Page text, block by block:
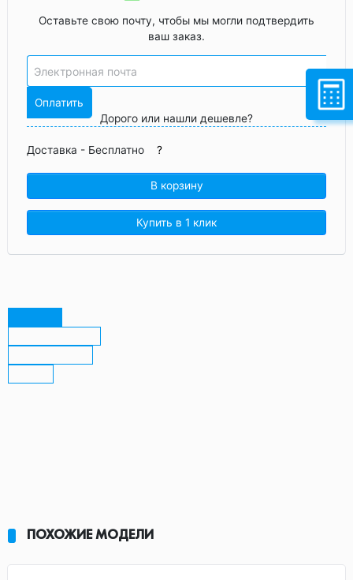
Оставьте свою почту, чтобы мы могли подтвердить
ваш заказ.
Оплатить
Дорого или нашли дешевле?
Доставка - Бесплатно ?
В корзину
Купить в 1 клик
ПОХОЖИЕ МОДЕЛИ